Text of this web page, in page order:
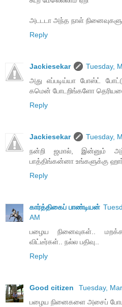
அடடடா அந்த நாள்
Reply
Jackiesekar
Tuesday,
அது எப்படிய்யா போஸ்ட்
கமென் போடறிங்களோ
Reply
Jackiesekar
Tuesday,
நன்றி ஜமால், இன்னும்
பாத்திங்கன்னா உங்களுக்கு
Reply
கார்த்திகைப் பாண்டியன்
AM
பழைய நினைவுகள்.. மறக்க
விட்டீர்கள்.. நல்ல பதிவு..
Reply
Good citizen
Tuesday,
பழைய நினைகளை அசைப் போட